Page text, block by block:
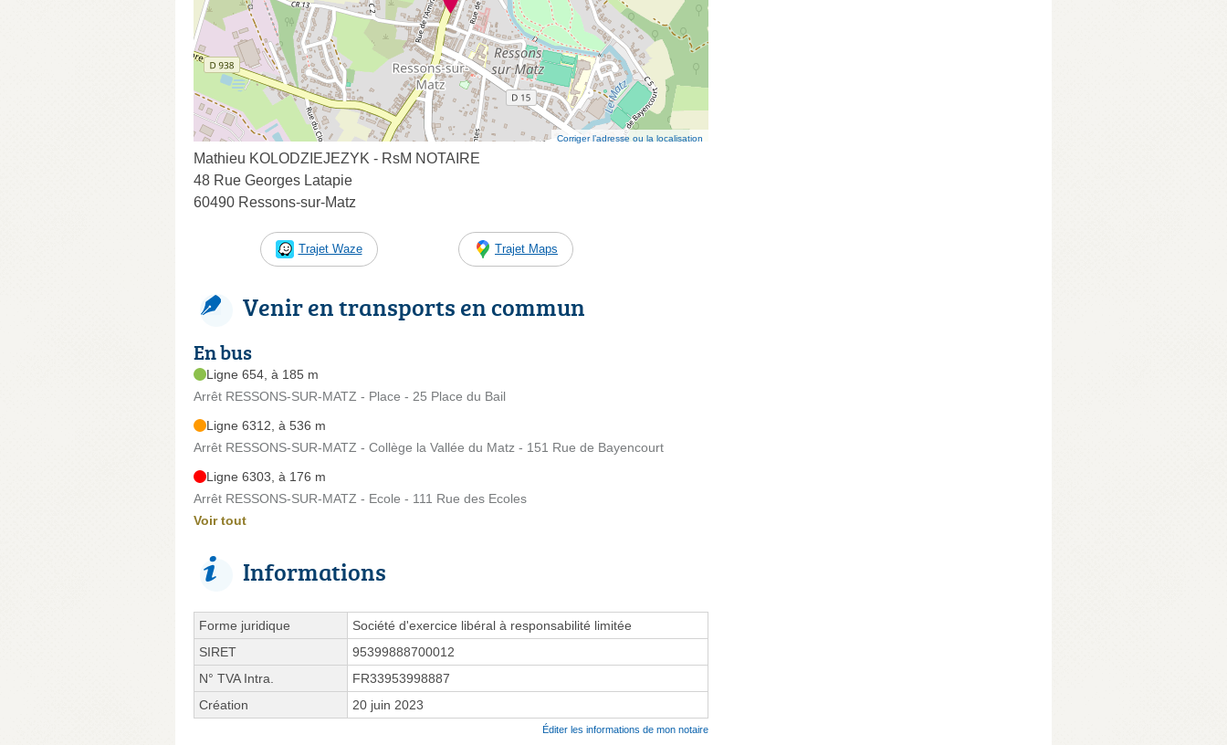
Corriger l’adresse ou la localisation
Mathieu KOLODZIEJEZYK - RsM NOTAIRE
48 Rue Georges Latapie
60490 Ressons-sur-Matz
Trajet Waze Trajet Maps
Venir en transports en commun
En bus
Ligne 654, à 185 m
Arrêt RESSONS-SUR-MATZ - Place - 25 Place du Bail
Ligne 6312, à 536 m
Arrêt RESSONS-SUR-MATZ - Collège la Vallée du Matz - 151 Rue de Bayencourt
Ligne 6303, à 176 m
Arrêt RESSONS-SUR-MATZ - Ecole - 111 Rue des Ecoles
Voir tout
Informations
Forme juridique
Société d'exercice libéral à responsabilité limitée
SIRET
95399888700012
N° TVA Intra.
FR33953998887
Création
20 juin 2023
Éditer les informations de mon notaire